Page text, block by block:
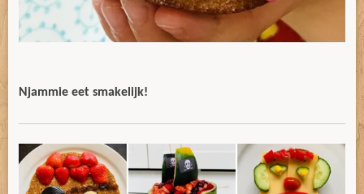
Njammie eet smakelijk!